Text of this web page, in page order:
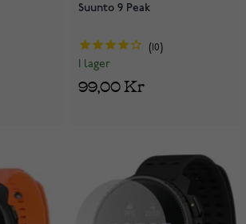
Suunto 9 Peak
10
I lager
99,00 Kr